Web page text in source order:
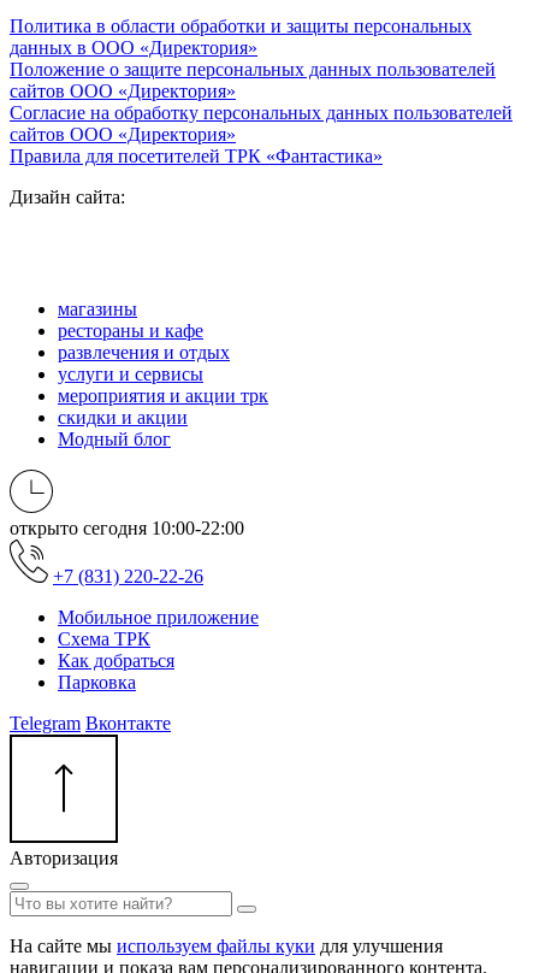
Политика в области обработки и защиты персональных
данных в ООО «Директория»
Положение о защите персональных данных пользователей
сайтов ООО «Директория»
Согласие на обработку персональных данных пользователей
сайтов ООО «Директория»
Правила для посетителей ТРК «Фантастика»
Дизайн сайта:
магазины
рестораны и кафе
развлечения и отдых
услуги и сервисы
мероприятия и акции трк
скидки и акции
Модный блог
открыто сегодня 10:00-22:00
+7 (831) 220-22-26
Мобильное приложение
Схема ТРК
Как добраться
Парковка
Telegram Вконтакте
Авторизация
На сайте мы используем файлы куки для улучшения
навигации и показа вам персонализированного контента.